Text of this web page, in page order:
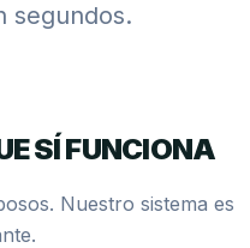
segundos.
SÍ FUNCIONA
Nuestro sistema es